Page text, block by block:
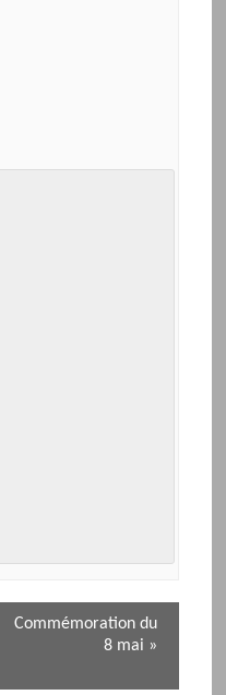
Commémoration du
8 mai »